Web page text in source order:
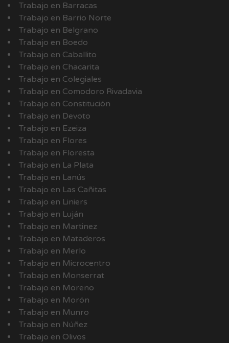
Trabajo en Barracas
Trabajo en Barrio Norte
Trabajo en Belgrano
Trabajo en Boedo
Trabajo en Caballito
Trabajo en Chacarita
Trabajo en Colegiales
Trabajo en Comodoro Rivadavia
Trabajo en Constitución
Trabajo en Devoto
Trabajo en Ezeiza
Trabajo en Flores
Trabajo en Floresta
Trabajo en La Plata
Trabajo en Lanús
Trabajo en Las Cañitas
Trabajo en Liniers
Trabajo en Luján
Trabajo en Martinez
Trabajo en Mataderos
Trabajo en Merlo
Trabajo en Microcentro
Trabajo en Monserrat
Trabajo en Moreno
Trabajo en Morón
Trabajo en Munro
Trabajo en Núñez
Trabajo en Olivos